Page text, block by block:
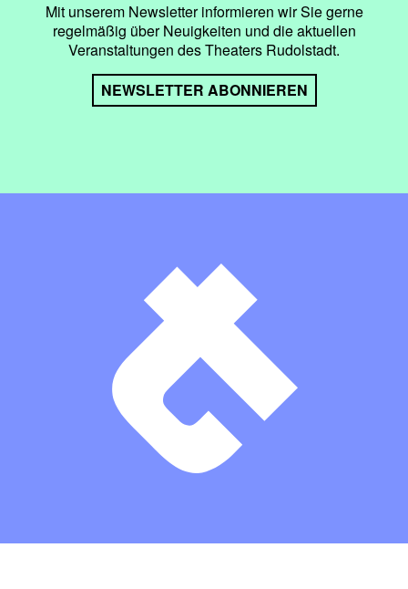
Mit unserem Newsletter informieren wir Sie gerne
regelmäßig über Neuigkeiten und die aktuellen
Veranstaltungen des Theaters Rudolstadt.
NEWSLETTER ABONNIEREN